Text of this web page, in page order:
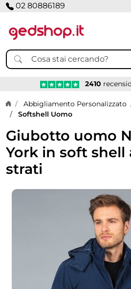
02 80886189
2410
Home page
Abbigliamento Personalizzato
Softshell Uomo
Giubotto uomo
York in soft shell
strati